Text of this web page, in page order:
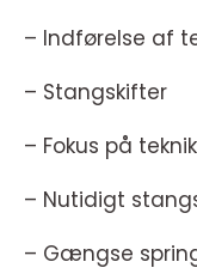
– Indførelse af
– Stangskifter
– Fokus på teknik
– Nutidigt
– Gængse